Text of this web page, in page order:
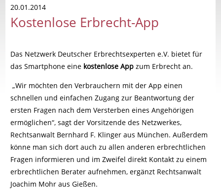
20.01.2014
Kostenlose Erbrecht-App
Das Netzwerk Deutscher Erbrechtsexperten e.V. bietet für
das Smartphone eine kostenlose App zum Erbrecht an.
„Wir möchten den Verbrauchern mit der App einen
schnellen und einfachen Zugang zur Beantwortung der
ersten Fragen nach dem Versterben eines Angehörigen
ermöglichen“, sagt der Vorsitzende des Netzwerkes,
Rechtsanwalt Bernhard F. Klinger aus München. Außerdem
könne man sich dort auch zu allen anderen erbrechtlichen
Fragen informieren und im Zweifel direkt Kontakt zu einem
erbrechtlichen Berater aufnehmen, ergänzt Rechtsanwalt
Joachim Mohr aus Gießen.